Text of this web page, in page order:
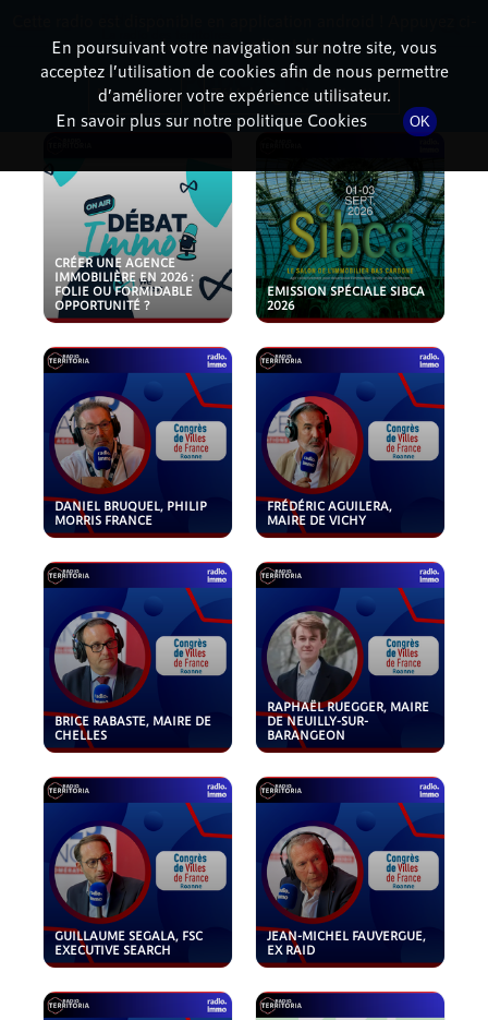
PODCASTS
CRÉER UNE AGENCE
IMMOBILIÈRE EN 2026 :
FOLIE OU FORMIDABLE
OPPORTUNITÉ ?
EMISSION SPÉCIALE SIBCA
2026
DANIEL BRUQUEL, PHILIP
MORRIS FRANCE
FRÉDÉRIC AGUILERA,
MAIRE DE VICHY
BRICE RABASTE, MAIRE DE
CHELLES
RAPHAËL RUEGGER, MAIRE
DE NEUILLY-SUR-
BARANGEON
GUILLAUME SEGALA, FSC
EXECUTIVE SEARCH
JEAN-MICHEL FAUVERGUE,
EX RAID
En poursuivant votre navigation sur notre site, vous
acceptez l’utilisation de cookies afin de nous permettre
d’améliorer votre expérience utilisateur.
En savoir plus sur notre politique Cookies
OK
dessous pour l'installer.
Non merci Télécharger l'application